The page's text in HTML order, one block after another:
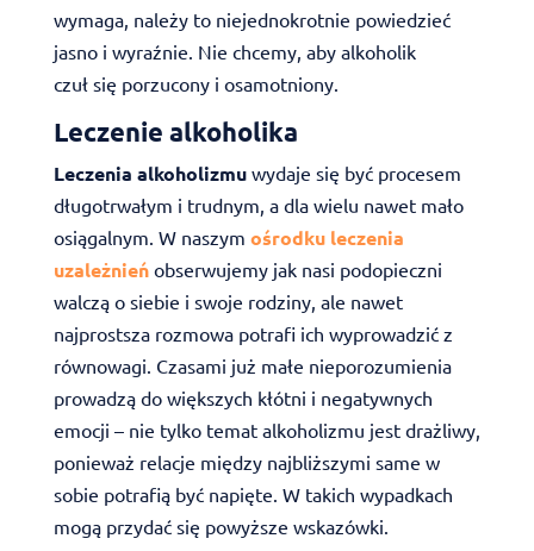
wymaga, należy to niejednokrotnie powiedzieć
jasno i wyraźnie. Nie chcemy, aby alkoholik
czuł się porzucony i osamotniony.
Leczenie alkoholika
Leczenia alkoholizmuwydaje się być procesem
długotrwałym i trudnym, a dla wielu nawet mało
osiągalnym. W naszym ośrodku leczenia
uzależnieńobserwujemy jak nasi podopieczni
walczą o siebie i swoje rodziny, ale nawet
najprostsza rozmowa potrafi ich wyprowadzić z
równowagi. Czasami już małe nieporozumienia
prowadzą do większych kłótni i negatywnych
emocji – nie tylko temat alkoholizmu jest drażliwy,
ponieważ relacje między najbliższymi same w
sobie potrafią być napięte. W takich wypadkach
mogą przydać się powyższe wskazówki.